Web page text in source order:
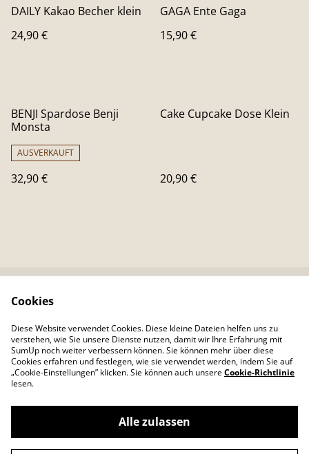
DAILY Kakao Becher klein
24,90 €
GAGA Ente Gaga
15,90 €
BENJI Spardose Benji
Monsta
AUSVERKAUFT
32,90 €
Cake Cupcake Dose Klein
20,90 €
Kontaktieren Sie uns
Datenschutzbestimm
ungen von SumUp
Cookie-Richtlinie
©2026Colour Your Day
Cookies
Diese Website verwendet Cookies. Diese kleine Dateien helfen uns zu
verstehen, wie Sie unsere Dienste nutzen, damit wir Ihre Erfahrung mit
SumUp noch weiter verbessern können. Sie können mehr über diese
Cookies erfahren und festlegen, wie sie verwendet werden, indem Sie auf
„Cookie-Einstellungen” klicken. Sie können auch unsereCookie-Richtlinie
lesen.
Alle zulassen